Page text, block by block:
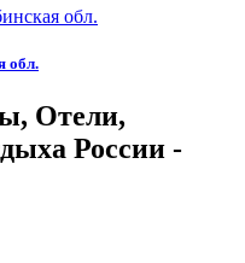
обл.
Отели,
России -